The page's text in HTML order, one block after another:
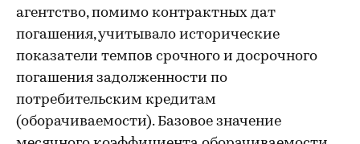
агентство, помимо контрактных дат
погашения, учитывало исторические
показатели темпов срочного и досрочного
погашения задолженности по
потребительским кредитам
(оборачиваемости). Базовое значение